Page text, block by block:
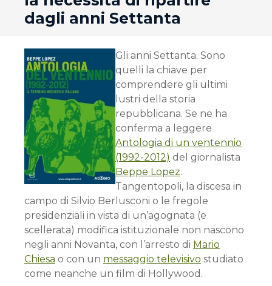
dagli anni Settanta
Gli anni Settanta. Sono
quelli la chiave per
comprendere gli ultimi
lustri della storia
repubblicana. Se ne ha
conferma a leggere
Antologia di un ventennio
(1992-2012) del giornalista
Beppe Lopez.
Tangentopoli, la discesa in
campo di Silvio Berlusconi o le fregole
presidenziali in vista di un’agognata (e
scellerata) modifica istituzionale non nascono
negli anni Novanta, con l’arresto di Mario
Chiesa o con un messaggio televisivo studiato
come neanche un film di Hollywood.